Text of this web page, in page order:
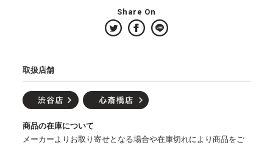
Share On
取扱店舗
商品の在庫について
メーカーよりお取り寄せとなる場合や在庫切れにより商品をご